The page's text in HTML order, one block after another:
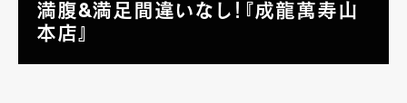
満腹&満足間違いなし！『成龍萬寿山
本店』